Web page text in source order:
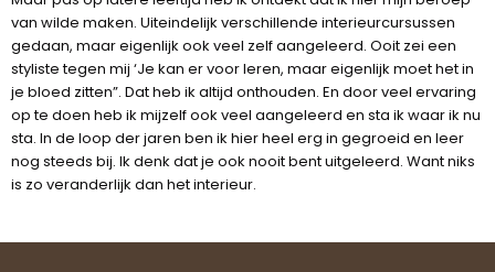
van wilde maken. Uiteindelijk verschillende interieurcursussen
gedaan, maar eigenlijk ook veel zelf aangeleerd. Ooit zei een
styliste tegen mij ‘Je kan er voor leren, maar eigenlijk moet het in
je bloed zitten”. Dat heb ik altijd onthouden. En door veel ervaring
op te doen heb ik mijzelf ook veel aangeleerd en sta ik waar ik nu
sta. In de loop der jaren ben ik hier heel erg in gegroeid en leer
nog steeds bij. Ik denk dat je ook nooit bent uitgeleerd. Want niks
is zo veranderlijk dan het interieur.